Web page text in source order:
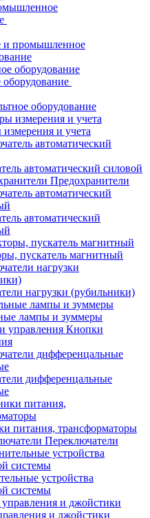
и промышленное
оборудование
оборудование
и учета
автоматический силовой
Предохранители
автоматический
пускатель магнитный
нагрузки (рубильники)
лампы и зуммеры
Кнопки
дифференцальные
питания, трансформаторы
Переключатели
устройства
системы
и джойстики